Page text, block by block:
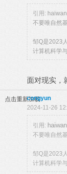
引用:
不要唯自然基
邹Q是2023
计算机科学
面对现实，
点击重新加载
congyun
2024-11-26
引用:
不要唯自然基
邹Q是2023
计算机科学